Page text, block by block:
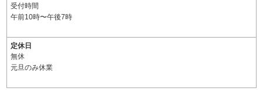
受付時間
午前10時〜午後7時
定休日
無休
元旦のみ休業